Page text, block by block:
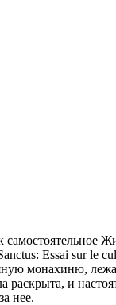
Essai sur le
монахиню,
и
нее.